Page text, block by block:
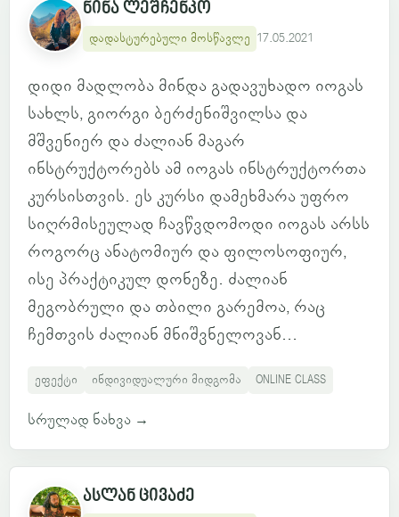
ნინა ლეშჩენკო
დადასტურებული მოსწავლე 17.05.2021
დიდი მადლობა მინდა გადავუხადო იოგას
სახლს, გიორგი ბერძენიშვილსა და
მშვენიერ და ძალიან მაგარ
ინსტრუქტორებს ამ იოგას ინსტრუქტორთა
კურსისთვის. ეს კურსი დამეხმარა უფრო
სიღრმისეულად ჩავწვდომოდი იოგას არსს
როგორც ანატომიურ და ფილოსოფიურ,
ისე პრაქტიკულ დონეზე. ძალიან
მეგობრული და თბილი გარემოა, რაც
ჩემთვის ძალიან მნიშვნელოვან...
ეფექტი ინდივიდუალური მიდგომა ONLINE CLASS
სრულად ნახვა →
ასლან ცივაძე